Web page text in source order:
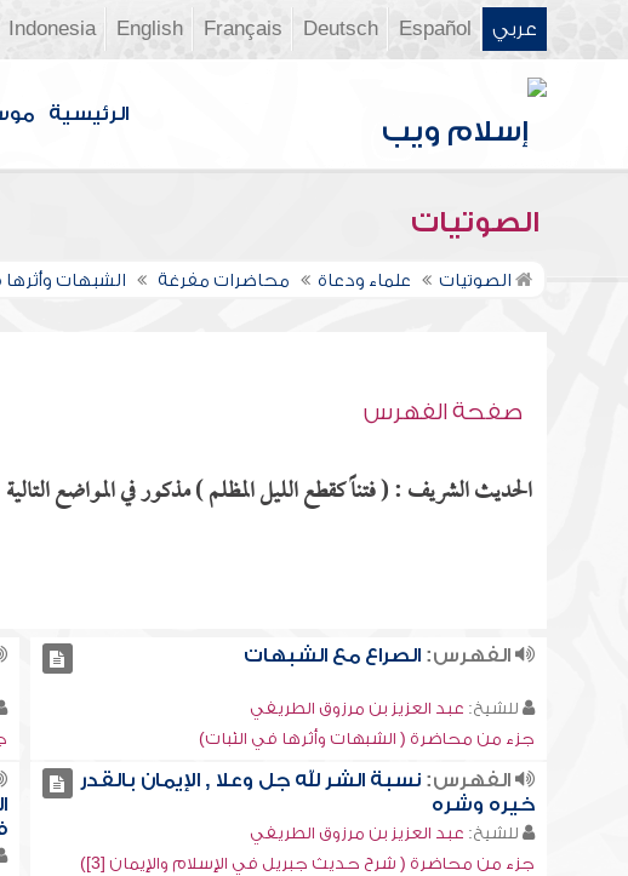
عربي Español
Deutsch
Français
English
Indonesia
الرئيسية
الصوتيات
الصوتيات علماء ودعاة محاضرات مفرغة الشبهات وأثرها
صفحة الفهرس
الحديث الشريف : ( فتناً كقطع الليل المظلم ) مذكور في المواضع التالية
الفهرس:الصراع مع الشبهات
للشيخ: عبد العزيز بن مرزوق الطريفي
جزء من محاضرة ( الشبهات وأثرها في الثبات)
الفهرس:نسبة الشر لله جل وعلا , الإيمان بالقدر
خيره وشره
للشيخ: عبد العزيز بن مرزوق الطريفي
جزء من محاضرة ( شرح حديث جبريل في الإسلام والإيمان [3])